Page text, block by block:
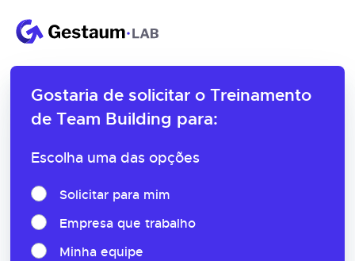
Gostaria de solicitar o Treinamento
de Team Building para:
Escolha uma das opções
Solicitar para mim
Empresa que trabalho
Minha equipe